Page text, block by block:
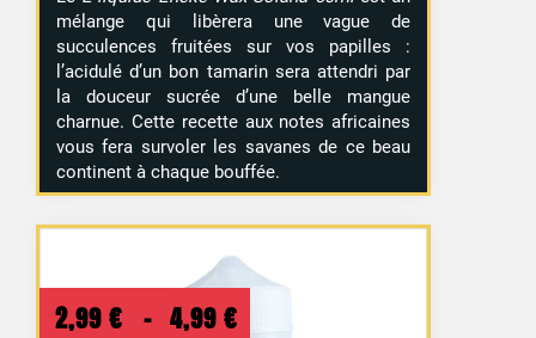
mélange qui libèrera une vague de
succulences fruitées sur vos papilles :
l’acidulé d’un bon tamarin sera attendri par
la douceur sucrée d’une belle mangue
charnue. Cette recette aux notes africaines
vous fera survoler les savanes de ce beau
continent à chaque bouffée.
2,99 € – 4,99 €